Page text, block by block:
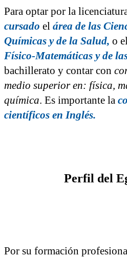
Para optar por la
cursado el área de las
Químicas y de la Salud, o
Físico-Matemáticas y de
bachillerato y contar con
medio superior en: física,
química. Es importante la
científicos en Inglés.
Perfil del
Por su formación